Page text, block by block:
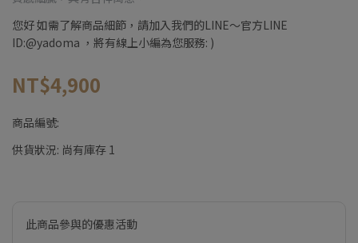
您好 如需了解商品細節，請加入我們的LINE～官方LINE
ID:@yadoma ，將有線上小編為您服務: )
NT$4,900
商品編號:
供貨狀況: 尚有庫存 1
此商品參與的優惠活動